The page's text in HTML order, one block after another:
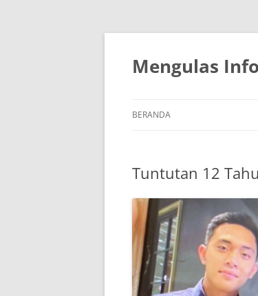
Mengulas
BERANDA
Tuntutan 12